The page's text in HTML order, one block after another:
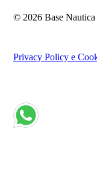
© 2026 Base
Privacy Policy e